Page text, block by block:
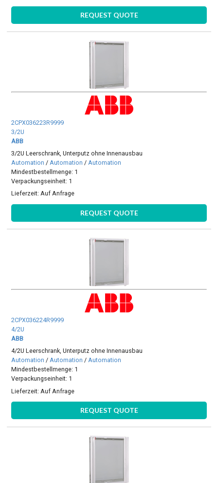
REQUEST QUOTE
2CPX036223R9999
3/2U
ABB
3/2U Leerschrank, Unterputz ohne Innenausbau
Automation / Automation / Automation
Mindestbestellmenge: 1
Verpackungseinheit: 1
Lieferzeit:Auf Anfrage
REQUEST QUOTE
2CPX036224R9999
4/2U
ABB
4/2U Leerschrank, Unterputz ohne Innenausbau
Automation /Automation /Automation
Mindestbestellmenge: 1
Verpackungseinheit: 1
Lieferzeit: Auf Anfrage
REQUEST QUOTE